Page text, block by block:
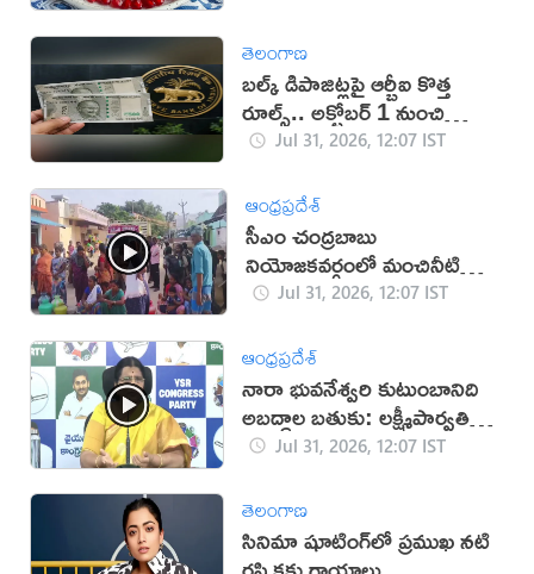
తెలంగాణ
బల్క్ డిపాజిట్లపై ఆర్బీఐ కొత్త
రూల్స్.. అక్టోబర్ 1 నుంచి
అమలుJul 31, 2026, 12:07 IST
ఆంధ్రప్రదేశ్
సీఎం చంద్రబాబు
నియోజకవర్గంలో మంచినీటి
కష్టాలు.. మహిళలు ఆందోళన
Jul 31, 2026, 12:07 IST
ఆంధ్రప్రదేశ్
నారా భువనేశ్వరి కుటుంబానిది
అబద్ధాల బతుకు: లక్ష్మీపార్వతి
(వీడియో)
Jul 31, 2026, 12:07 IST
తెలంగాణ
సినిమా షూటింగ్‌లో ప్రముఖ నటి